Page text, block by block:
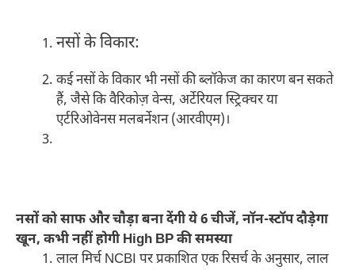
नसों के विकार:
कई नसों के विकार भी नसों की ब्लॉकेज का कारण बन सकते
हैं, जैसे कि वैरिकोज़ वेन्स, अर्टेरियल स्ट्रिक्चर या
एर्टरिओवेनस मलबर्नेशन (आरवीएम)।
नसों को साफ और चौड़ा बना देंगी ये 6 चीजें, नॉन-स्टॉप दौड़ेगा
खून, कभी नहीं होगी High BP की समस्या
लाल मिर्च NCBI पर प्रकाशित एक रिसर्च के अनुसार, लाल